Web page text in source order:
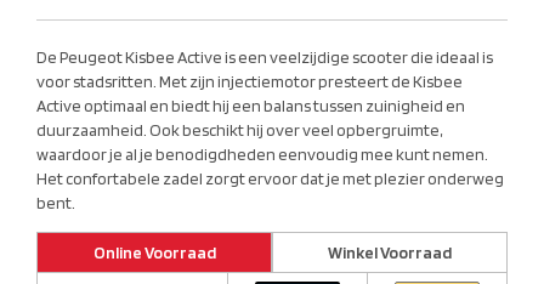
De Peugeot Kisbee Active is een veelzijdige scooter die ideaal is
voor stadsritten. Met zijn injectiemotor presteert de Kisbee
Active optimaal en biedt hij een balans tussen zuinigheid en
duurzaamheid. Ook beschikt hij over veel opbergruimte,
waardoor je al je benodigdheden eenvoudig mee kunt nemen.
Het confortabele zadel zorgt ervoor dat je met plezier onderweg
bent.
Online Voorraad Winkel Voorraad